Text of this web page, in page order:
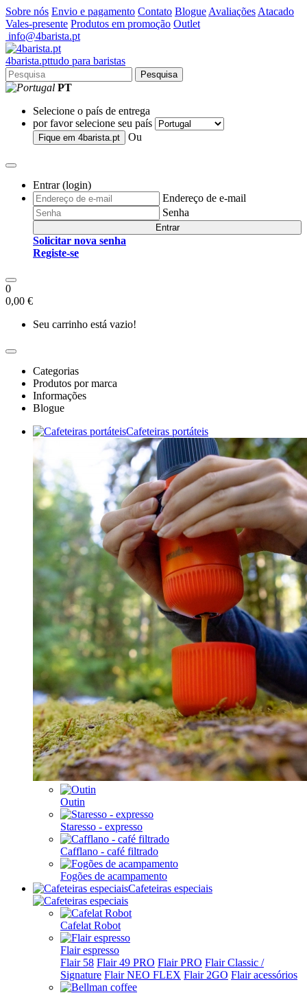
Sobre nós Envio e pagamento Contato Blogue Avaliações Atacado
Vales-presente Produtos em promoção Outlet
info@4barista.pt
4barista.pttudo para baristas
Pesquisa
PT
Selecione o país de entrega
por favor selecione seu país
Fique em 4barista.pt Ou
Entrar (login)
Endereço de e-mail
Senha
Entrar
Solicitar nova senha
Registe-se
0
0,00 €
Seu carrinho está vazio!
Categorias
Produtos por marca
Informações
Blogue
Cafeteiras portáteis
Outin
Staresso - expresso
Cafflano - café filtrado
Fogões de acampamento
Cafeteiras especiais
Cafelat Robot
Flair espresso
Flair 58 Flair 49 PRO Flair PRO Flair Classic /
Signature Flair NEO FLEX Flair 2GO Flair acessórios